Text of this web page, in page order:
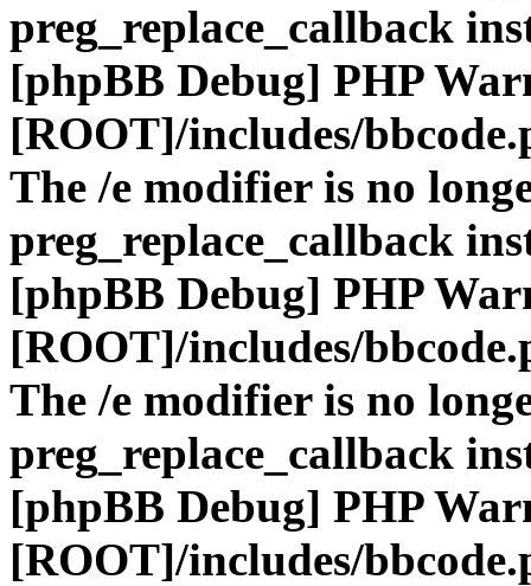
preg_replace_callback
[phpBB Debug] PHP
[ROOT]/includes/
The /e modifier is no
preg_replace_callback
[phpBB Debug] PHP
[ROOT]/includes/
The /e modifier is no
preg_replace_callback
[phpBB Debug] PHP
[ROOT]/includes/